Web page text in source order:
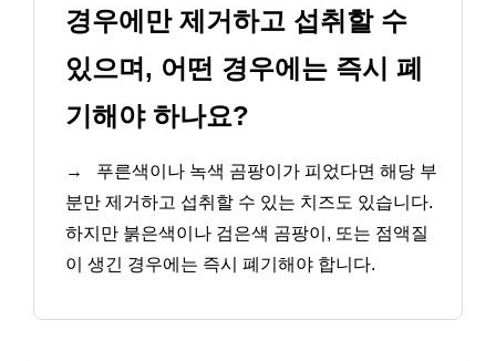
경우에만 제거하고 섭취할 수
있으며, 어떤 경우에는 즉시 폐
기해야 하나요?
→
푸른색이나 녹색 곰팡이가 피었다면 해당 부
분만 제거하고 섭취할 수 있는 치즈도 있습니다.
하지만 붉은색이나 검은색 곰팡이, 또는 점액질
이 생긴 경우에는 즉시 폐기해야 합니다.